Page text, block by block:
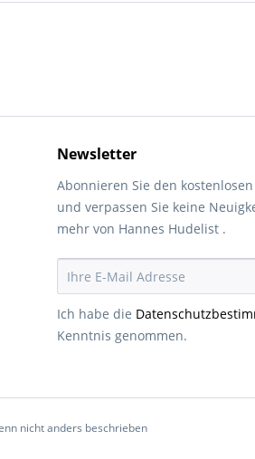
Newsletter
Abonnieren Sie den
und verpassen Sie keine
mehr von Hannes Hudelist .
Ich habe die
Kenntnis genommen.
nicht anders beschrieben